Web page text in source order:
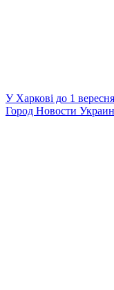
У Харкові до 1
Город Новости